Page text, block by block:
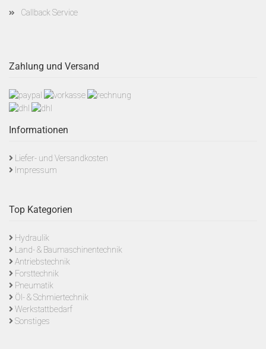
Callback Service
Zahlung und Versand
Informationen
Liefer- und Versandkosten
Impressum
Top Kategorien
Hydraulik
Land- & Baumaschinentechnik
Antriebstechnik
Forsttechnik
Pneumatik
Öl- & Schmiertechnik
Werkstattbedarf
Sonstiges